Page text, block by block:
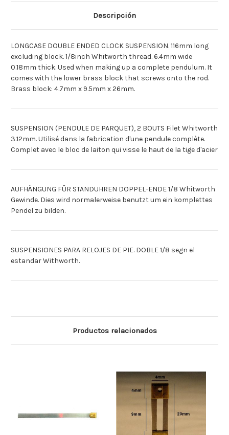
DOBLE
RELOJES
DOBLE
RELOJES
Descripción
LONGCASE DOUBLE ENDED CLOCK SUSPENSION. 116mm long
excluding block. 1/8inch Whitworth thread. 6.4mm wide
0.18mm thick. Used when making up a complete pendulum. It
comes with the lower brass block that screws onto the rod.
Brass block: 4.7mm x 9.5mm x 26mm.
SUSPENSION (PENDULE DE PARQUET), 2 BOUTS Filet Whitworth
3.12mm. Utilisé dans la fabrication d'une pendule complète.
Complet avec le bloc de laiton qui visse le haut de la tige d'acier
AUFHÄNGUNG FÛR STANDUHREN DOPPEL-ENDE 1/8 Whitworth
Gewinde. Dies wird normalerweise benutzt um ein komplettes
Pendel zu bilden.
SUSPENSIONES PARA RELOJES DE PIE. DOBLE 1/8 segn el
estandar Withworth.
Productos relacionados